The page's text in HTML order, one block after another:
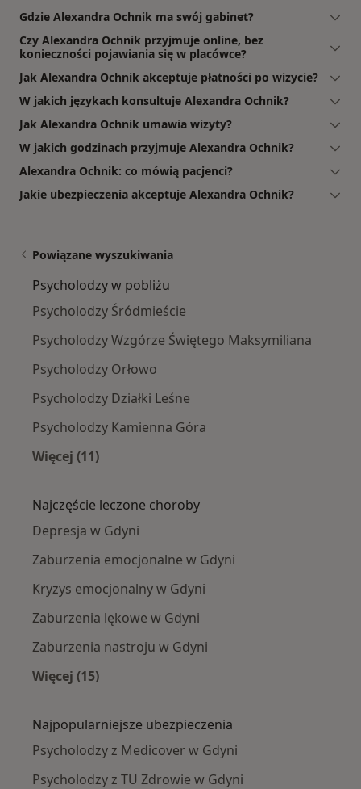
Gdzie Alexandra Ochnik ma swój gabinet?
Czy Alexandra Ochnik przyjmuje online, bez
konieczności pojawiania się w placówce?
Jak Alexandra Ochnik akceptuje płatności po wizycie?
W jakich językach konsultuje Alexandra Ochnik?
Jak Alexandra Ochnik umawia wizyty?
W jakich godzinach przyjmuje Alexandra Ochnik?
Alexandra Ochnik: co mówią pacjenci?
Jakie ubezpieczenia akceptuje Alexandra Ochnik?
Powiązane wyszukiwania
Psycholodzy w pobliżu
Psycholodzy Śródmieście
Psycholodzy Wzgórze Świętego Maksymiliana
Psycholodzy Orłowo
Psycholodzy Działki Leśne
Psycholodzy Kamienna Góra
Więcej (11)
Najczęście leczone choroby
Depresja w Gdyni
Zaburzenia emocjonalne w Gdyni
Kryzys emocjonalny w Gdyni
Zaburzenia lękowe w Gdyni
Zaburzenia nastroju w Gdyni
Więcej (15)
Najpopularniejsze ubezpieczenia
Psycholodzy z Medicover w Gdyni
Psycholodzy z TU Zdrowie w Gdyni